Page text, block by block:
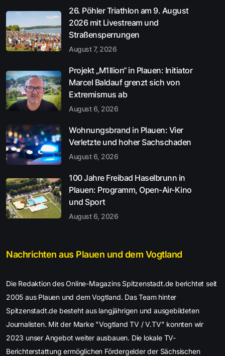
26. Pöhler Triathlon am 9. August
2026 mit Livestream und
Straßensperrungen
August 7, 2026
Projekt „M1llion“ in Plauen: Initiator
Marcel Baldauf grenzt sich von
Extremismus ab
August 6, 2026
Wohnungsbrand in Plauen: Vier
Verletzte und hoher Sachschaden
August 6, 2026
100 Jahre Freibad Haselbrunn in
Plauen: Programm, Open-Air-Kino
und Sport
August 6, 2026
Nachrichten aus Plauen und dem Vogtland
Die Redaktion des Online-Magazins Spitzenstadt.de berichtet seit
2005 aus Plauen und dem Vogtland. Das Team hinter
Spitzenstadt.de besteht aus langjährigen und ausgebildeten
Journalisten. Mit der Marke "Vogtland TV / V.TV" konnten wir
2023 unser Angebot weiter ausbauen. Die lokale TV-
Berichterstattung ermöglichen Fördergelder der Sächsischen